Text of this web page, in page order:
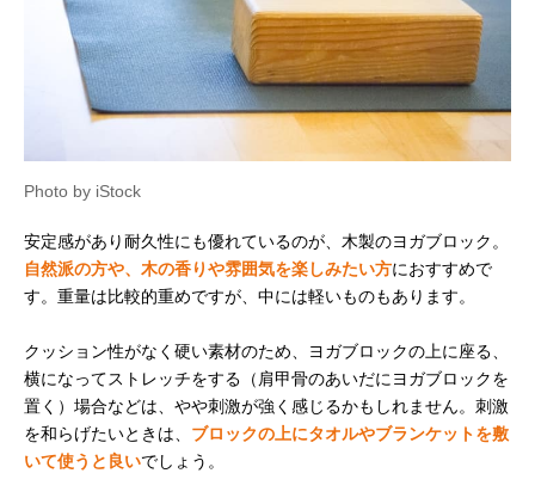
Photo by iStock
安定感があり耐久性にも優れているのが、木製のヨガブロック。
自然派の方や、木の香りや雰囲気を楽しみたい方におすすめで
す。重量は比較的重めですが、中には軽いものもあります。
クッション性がなく硬い素材のため、ヨガブロックの上に座る、
横になってストレッチをする（肩甲骨のあいだにヨガブロックを
置く）場合などは、やや刺激が強く感じるかもしれません。刺激
を和らげたいときは、 ブロックの上にタオルやブランケットを敷
いて使うと良いでしょう。